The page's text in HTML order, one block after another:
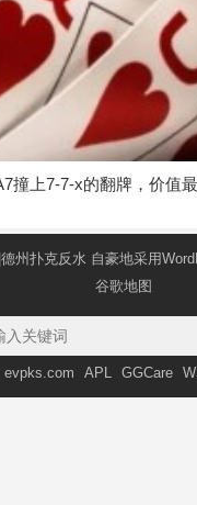
撞上7-7-x的翻牌，价值
州扑克反水 自豪地采用
谷歌地图
evpks.com APL GGCare